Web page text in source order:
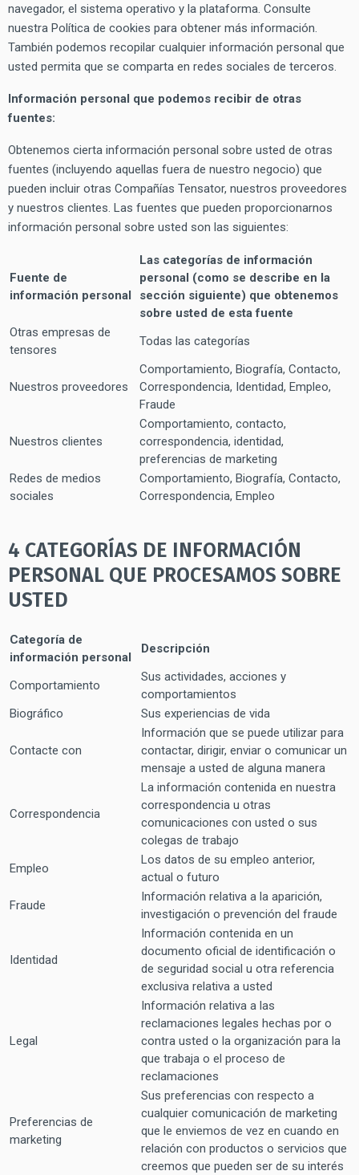
navegador, el sistema operativo y la plataforma. Consulte
nuestra Política de cookies para obtener más información.
También podemos recopilar cualquier información personal que
usted permita que se comparta en redes sociales de terceros.
Información personal que podemos recibir de otras
fuentes:
Obtenemos cierta información personal sobre usted de otras
fuentes (incluyendo aquellas fuera de nuestro negocio) que
pueden incluir otras Compañías Tensator, nuestros proveedores
y nuestros clientes. Las fuentes que pueden proporcionarnos
información personal sobre usted son las siguientes:
Fuente de
información personal
Las categorías de información
personal (como se describe en la
sección siguiente) que obtenemos
sobre usted de esta fuente
Otras empresas de
tensores
Todas las categorías
Nuestros proveedores
Comportamiento, Biografía, Contacto,
Correspondencia, Identidad, Empleo,
Fraude
Nuestros clientes
Comportamiento, contacto,
correspondencia, identidad,
preferencias de marketing
Redes de medios
sociales
Comportamiento, Biografía, Contacto,
Correspondencia, Empleo
4 CATEGORÍAS DE INFORMACIÓN
PERSONAL QUE PROCESAMOS SOBRE
USTED
Categoría de
información personal
Descripción
Comportamiento
Sus actividades, acciones y
comportamientos
Biográfico
Sus experiencias de vida
Contacte con
Información que se puede utilizar para
contactar, dirigir, enviar o comunicar un
mensaje a usted de alguna manera
Correspondencia
La información contenida en nuestra
correspondencia u otras
comunicaciones con usted o sus
colegas de trabajo
Empleo
Los datos de su empleo anterior,
actual o futuro
Fraude
Información relativa a la aparición,
investigación o prevención del fraude
Identidad
Información contenida en un
documento oficial de identificación o
de seguridad social u otra referencia
exclusiva relativa a usted
Legal
Información relativa a las
reclamaciones legales hechas por o
contra usted o la organización para la
que trabaja o el proceso de
reclamaciones
Preferencias de
marketing
Sus preferencias con respecto a
cualquier comunicación de marketing
que le enviemos de vez en cuando en
relación con productos o servicios que
creemos que pueden ser de su interés